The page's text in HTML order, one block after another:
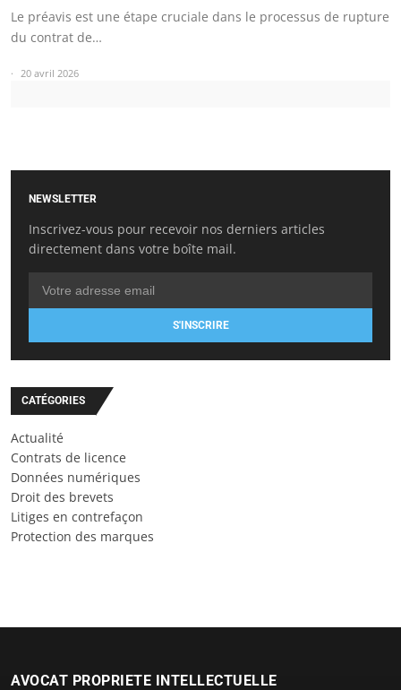
Le préavis est une étape cruciale dans le processus de rupture
du contrat de…
20 avril 2026
NEWSLETTER
Inscrivez-vous pour recevoir nos derniers articles
directement dans votre boîte mail.
S'INSCRIRE
CATÉGORIES
Actualité
Contrats de licence
Données numériques
Droit des brevets
Litiges en contrefaçon
Protection des marques
AVOCAT PROPRIETE INTELLECTUELLE